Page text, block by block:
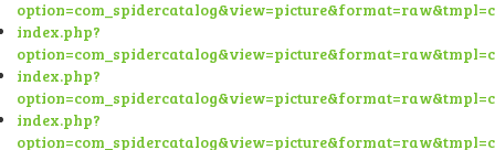
index.php?
index.php?
index.php?